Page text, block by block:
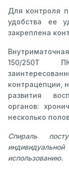
Для контроля
удобства ее
закреплена
150/
контрацепции,
развития
органов:
несколько
Спираль
использованию.